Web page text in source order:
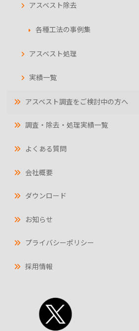
アスベスト除去
各種工法の事例集
アスベスト処理
実績一覧
アスベスト調査をご検討中の方へ
調査・除去・処理実績一覧
よくある質問
会社概要
ダウンロード
お知らせ
プライバシーポリシー
採用情報